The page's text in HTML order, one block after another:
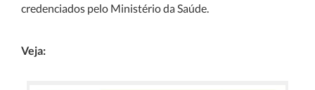
credenciados pelo Ministério da Saúde.
Veja: